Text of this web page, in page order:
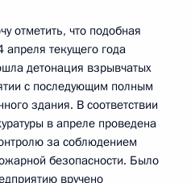
отметить, что подобная
апреля текущего года
детонация взрывчатых
с последующим полным
здания. В соответствии
в апреле проведена
за соблюдением
безопасности. Было
вручено